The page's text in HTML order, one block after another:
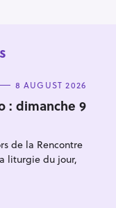
8 AUGUST 2026
: dimanche 9
de la Rencontre
liturgie du jour,